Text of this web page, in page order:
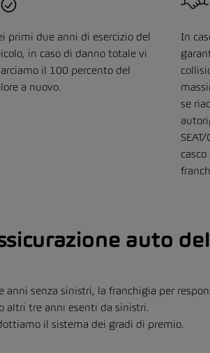
primi due anni di esercizio del
in caso di danno totale vi
il 100 percento del
a nuovo.
In
se
auto del
anni senza sinistri, la franchigia per
altri tre anni esenti da sinistri.
il sistema dei gradi di premio.